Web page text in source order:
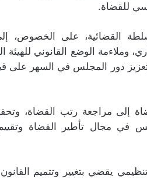
للقضاة.
القضائية، على الخصوص،
وملاءمة الوضع القانوني
دور المجلس في السهر على
إلى مراجعة رتب القضاة،
في مجال تأطير القضاة
يقضي بتغيير وتتميم القانون